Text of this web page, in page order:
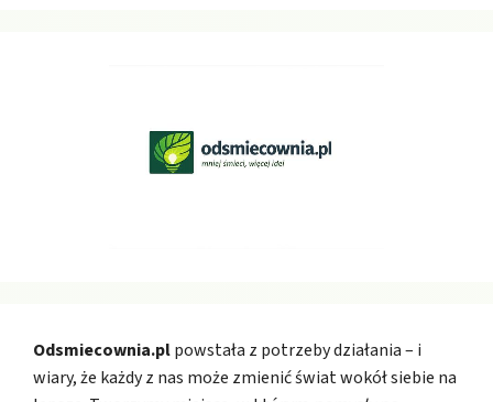
Odsmiecownia.plpowstała z potrzeby działania – i
wiary, że każdy z nas może zmienić świat wokół siebie na